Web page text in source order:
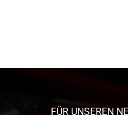
FÜR UNSEREN